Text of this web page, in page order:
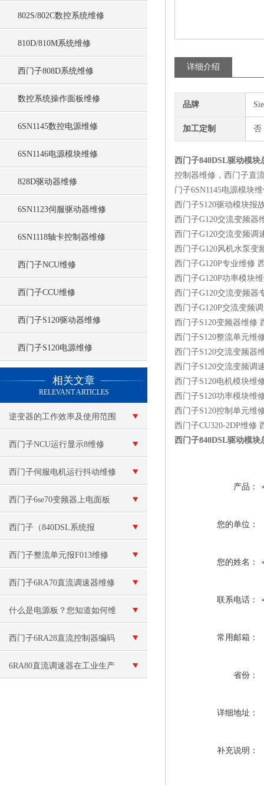
802S/802C数控系统维修
810D/810M系统维修
西门子808D系统维修
数控系统操作面板维修
6SN1145数控电源维修
6SN1146电源模块维修
828D驱动器维修
6SN1123伺服驱动器维修
6SN1118轴卡控制器维修
西门子NCU维修
西门子CCU维修
西门子S120驱动器维修
西门子S120电源维修
相关文章
RELEVANT ARTICLES
逆变器的工作效率及使用范围
西门子NCU运行显示8维修
西门子伺服电机运行抖动维修
西门子6se70变频器上电面板
无显示黑屏维修
西门子（840DSL系统报
F30005过载）解决
西门子整流单元报F013维修
西门子6RA70直流调速器维修
再生反馈及电流环问题
什么是电源板？您知道如何维
修电源板吗？
西门子6RA28直流控制器编码
器故障维修 调速器报F11错误
6RA80直流调速器在工业生产
详细介绍
品牌
加工定制 否
西门子840DSL驱动模块
控制器维修，西门子直
门子6SN1145电源模块
西门子S120驱动模块报
西门子G120交流变频器
西门子G120交流变频调
西门子G120风机水泵变
西门子G120P专业维修
西门子G120P功率模块
西门子G120交流变频器
西门子G120P交流变频
西门子S120变频器维修
西门子S120整流单元维
西门子S120交流变频器
西门子S120交流变频调
西门子S120电机模块维
西门子S120功率模块维
西门子S120控制单元维
西门子CU320-2DP维修
西门子840DSL驱动模块
产品：
您的单位：
您的姓名：
联系电话：
常用邮箱：
省份：
详细地址：
补充说明：